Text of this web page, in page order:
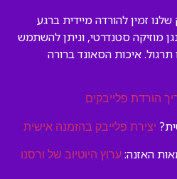
זמין להורדה מיידית ברגע
מוזיקה סטנדרטי, וניתן להשתמש
תרגול. איכות הסאונד ברורה
הורדת פלייבקים
יצירת פלייבק בהזמנה אישית
האזנה: ערוץ היוטיוב של ורסנו